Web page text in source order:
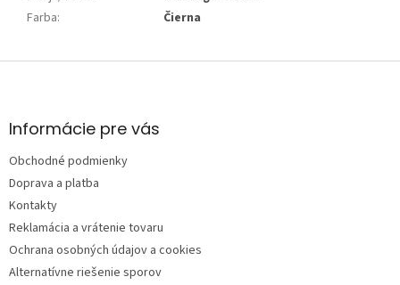
Farba: Čierna
Z
ä
e
Informácie pre vás
Obchodné podmienky
Doprava a platba
Kontakty
Reklamácia a vrátenie tovaru
Ochrana osobných údajov a cookies
Alternatívne riešenie sporov